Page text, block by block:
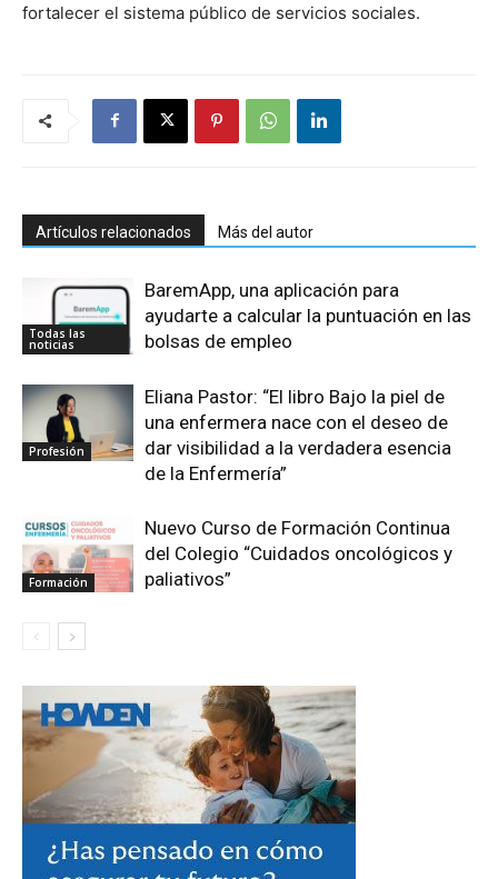
fortalecer el sistema público de servicios sociales.
Artículos relacionados Más del autor
Todas las
noticias
BaremApp, una aplicación para
ayudarte a calcular la puntuación en las
bolsas de empleo
Profesión
Eliana Pastor: “El libro Bajo la piel de
una enfermera nace con el deseo de
dar visibilidad a la verdadera esencia
de la Enfermería”
Formación
Nuevo Curso de Formación Continua
del Colegio “Cuidados oncológicos y
paliativos”